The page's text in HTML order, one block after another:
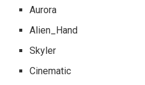
Aurora
Alien_Hand
Skyler
Cinematic